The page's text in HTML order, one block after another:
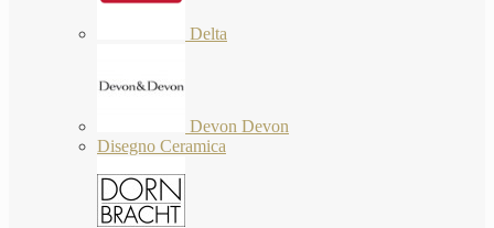
Delta
Devon Devon
Disegno Ceramica